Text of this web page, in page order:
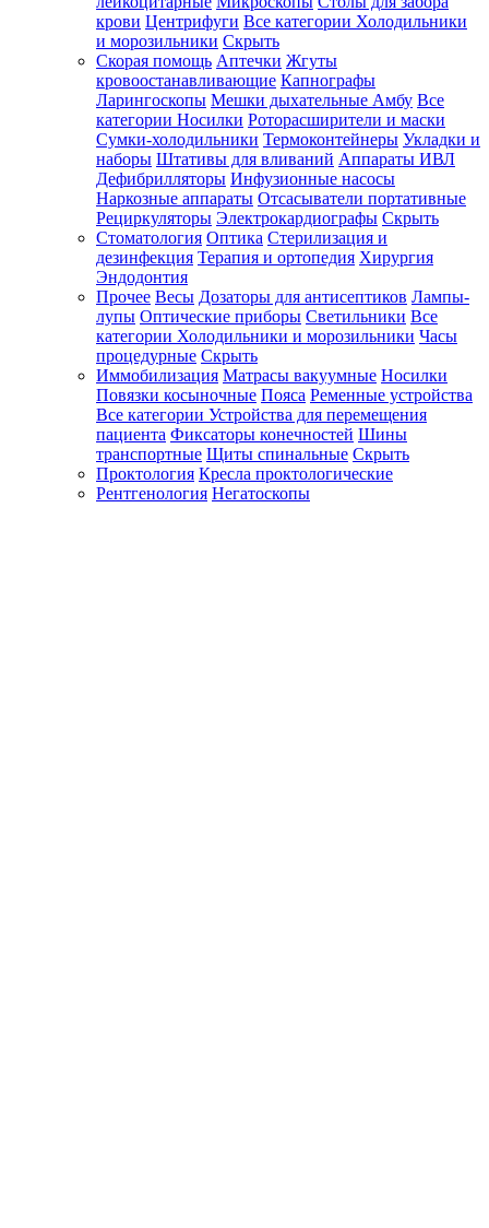
крови Центрифуги Все категории Холодильники
и морозильники Скрыть
Скорая помощь Аптечки Жгуты
кровоостанавливающие Капнографы
Ларингоскопы Мешки дыхательные Амбу Все
категории Носилки Роторасширители и маски
Сумки-холодильники Термоконтейнеры Укладки и
наборы Штативы для вливаний Аппараты ИВЛ
Дефибрилляторы Инфузионные насосы
Наркозные аппараты Отсасыватели портативные
Рециркуляторы Электрокардиографы Скрыть
Стоматология Оптика Стерилизация и
дезинфекция Терапия и ортопедия Хирургия
Эндодонтия
Прочее Весы Дозаторы для антисептиков Лампы-
лупы Оптические приборы Светильники Все
категории Холодильники и морозильники Часы
процедурные Скрыть
Иммобилизация Матрасы вакуумные Носилки
Повязки косыночные Пояса Ременные устройства
Все категории Устройства для перемещения
пациента Фиксаторы конечностей Шины
транспортные Щиты спинальные Скрыть
Проктология Кресла проктологические
Рентгенология Негатоскопы